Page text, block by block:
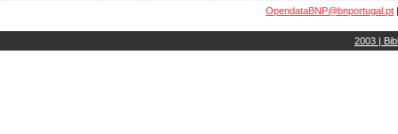
OpendataBNP@bnportugal.pt
2003 |